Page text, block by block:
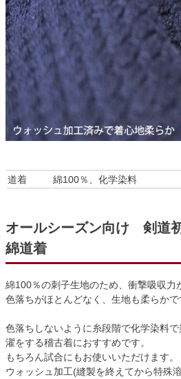
道着 綿100％、化学染料
オールシーズン向け 剣道
綿道着
綿100％の刺子生地のため、衝撃吸収力
色落ちがほとんどなく、生地も柔らかで
色落ちしないように糸段階で化学染料
濯をする稽古着におすすめです。
もちろん試合にもお使いいただけます。
ウォッシュ加工(縫製を終えてから特殊